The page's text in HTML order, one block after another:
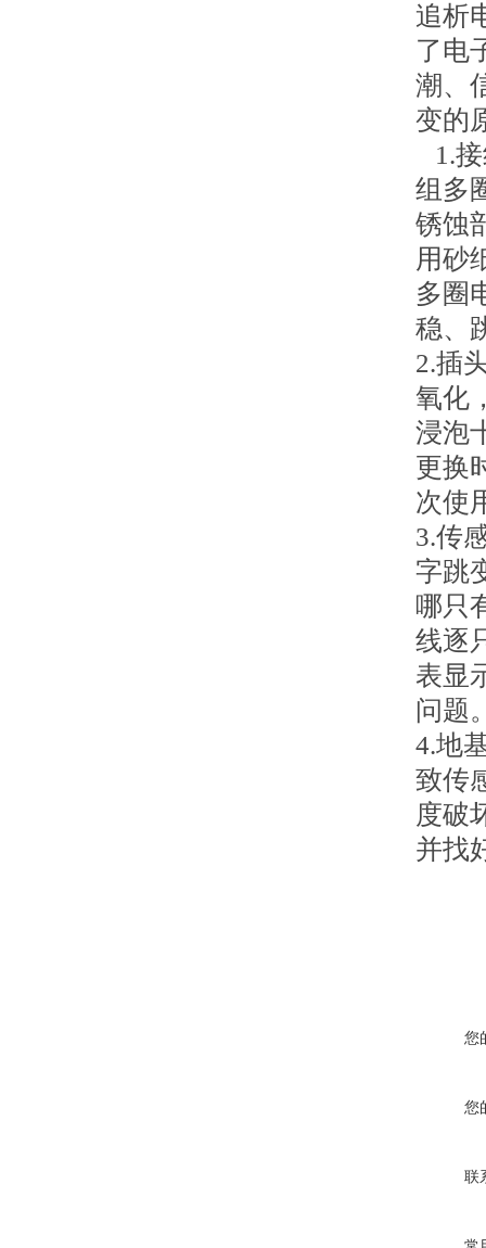
追析
了电
潮、
变的
1.
组多
锈蚀
用砂
多圈
稳、
2.插
氧化
浸泡
更换
次使
3.传
字跳
哪只
线逐
表显
问题
4.地
致传
度破
并找
您
您
联